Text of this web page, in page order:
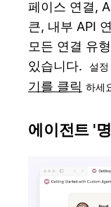
페이스 연결,
큰, 내부 API
모든 연결 유
있습니다.
설정
기를 클릭 하세
에이전트 '